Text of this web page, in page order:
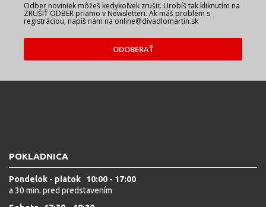
Odber noviniek môžeš kedykoľvek zrušiť. Urobíš tak kliknutím na
ZRUŠIŤ ODBER priamo v Newsletteri. Ak máš problém s
registráciou, napíš nám na online@divadlomartin.sk
ODOBERAŤ
POKLADNICA
Pondelok - piatok 10:00 - 17:00
a 30 min. pred predstavením